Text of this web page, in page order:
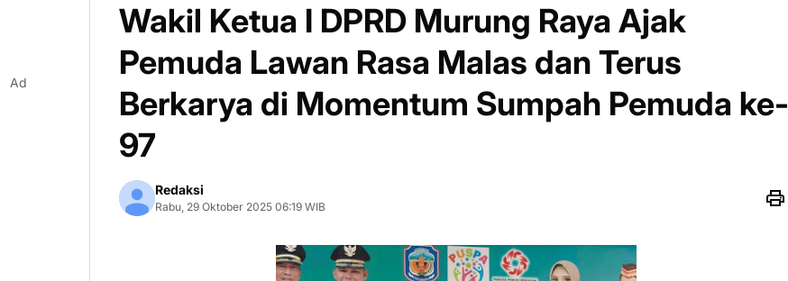
Wakil Ketua I DPRD Murung Raya Ajak
Pemuda Lawan Rasa Malas dan Terus
Berkarya di Momentum Sumpah Pemuda ke-
97
Redaksi
Rabu, 29 Oktober 2025 06:19 WIB
Ad